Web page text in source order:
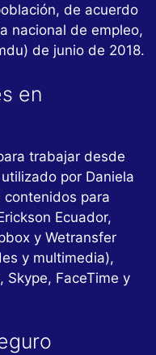
de acuerdo
nacional de empleo,
de junio de 2018.
en
trabajar desde
por Daniela
para
Ecuador,
y Wetransfer
y multimedia),
Skype, FaceTime y